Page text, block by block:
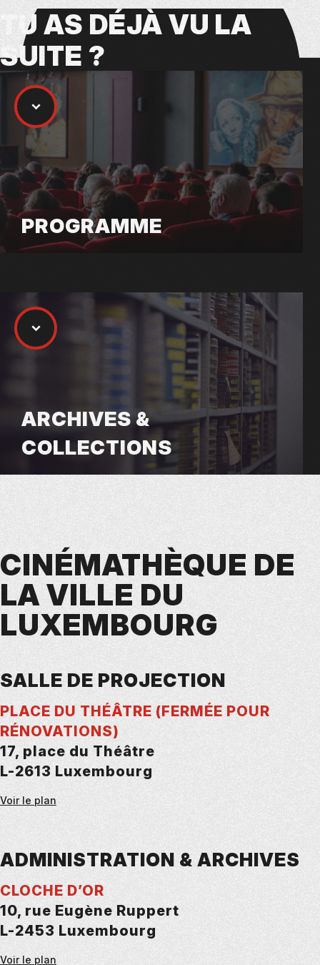
TU AS DÉJÀ VU LA
SUITE ?
PROGRAMME
ARCHIVES &
COLLECTIONS
CINÉMATHÈQUE DE
LA VILLE DU
LUXEMBOURG
SALLE DE PROJECTION
PLACE DU THÉÂTRE (FERMÉE POUR
RÉNOVATIONS)
17, place du Théâtre
L-2613 Luxembourg
Voir le plan
ADMINISTRATION & ARCHIVES
CLOCHE D’OR
10, rue Eugène Ruppert
L-2453 Luxembourg
Voir le plan